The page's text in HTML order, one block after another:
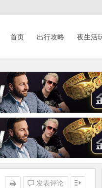
首页 出行攻略 夜生活
发表评论